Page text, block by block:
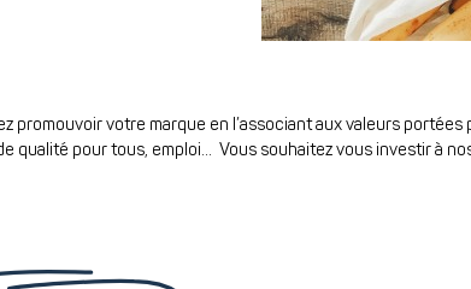
promouvoir votre marque en l’associant aux valeurs
qualité pour tous, emploi... Vous souhaitez vous investir à